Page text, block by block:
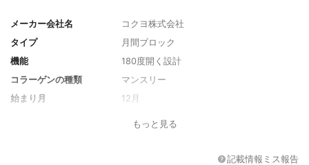
メーカー会社名
コクヨ株式会社
タイプ
月間ブロック
機能
180度開く設計
コラーゲンの種類
マンスリー
始まり月
12月
月曜始まり
土曜ブルー、日曜・祝日レッド
もっと見る
記載情報ミス報告